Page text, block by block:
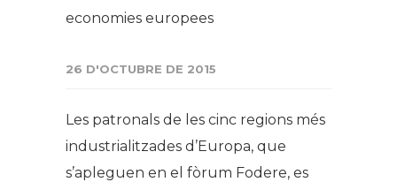
economies europees
26 D'OCTUBRE DE 2015
Les patronals de les cinc regions més
industrialitzades d’Europa, que
s’apleguen en el fòrum Fodere, es